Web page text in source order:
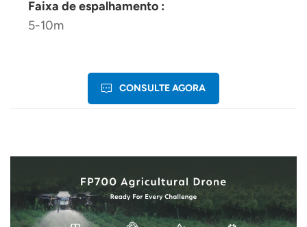
Faixa de espalhamento :
5-10m
CONSULTE AGORA